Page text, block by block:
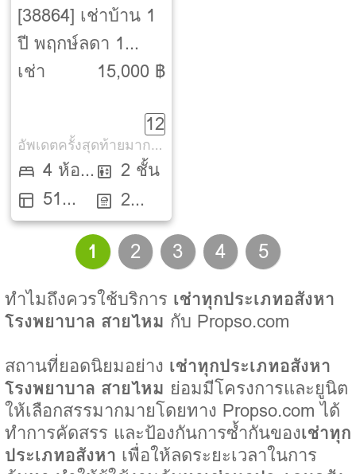
[38864] เช่าบ้าน 1
ปี พฤกษ์ลดา 1
รังสิต คลอง 4
Rangsit Klong 4 ]
เช่า
15,000 ฿
12
อัพเดตครั้งสุดท้ายมากกว่า 30 วัน
4 ห้อง
นอน51
ตรว.
2 ชั้น
2
ห้องน้ำ
1 2 3 4 5
ทำไมถึงควรใช้บริการ เช่าทุกประเภทอสังหา
โรงพยาบาล สายไหม กับ Propso.com
สถานที่ยอดนิยมอย่าง เช่าทุกประเภทอสังหา
โรงพยาบาล สายไหม ย่อมมีโครงการและยูนิต
ให้เลือกสรรมากมายโดยทาง Propso.com ได้
ทำการคัดสรร และป้องกันการซ้ำกันของเช่าทุก
ประเภทอสังหา เพื่อให้ลดระยะเวลาในการ